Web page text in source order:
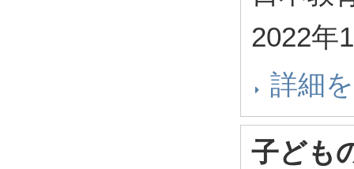
2022年
詳細
子ども